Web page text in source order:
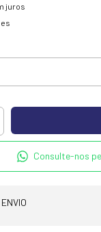
juros
Consulte-nos